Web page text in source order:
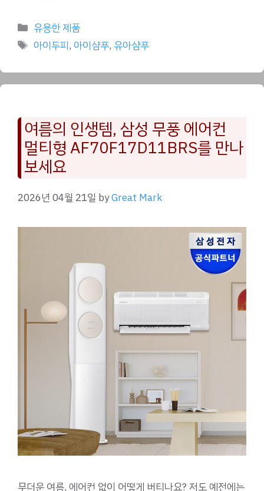
Categories
유용한 제품
Tags
아이두피,아이샴푸, 유아샴푸
여름의 인생템, 삼성 무풍 에어컨
멀티형 AF70F17D11BRS를 만나
보세요
2026년 04월 21일 byGreat Mark
무더운 여름, 에어컨 없이 어떻게 버티나요? 저도 예전에는